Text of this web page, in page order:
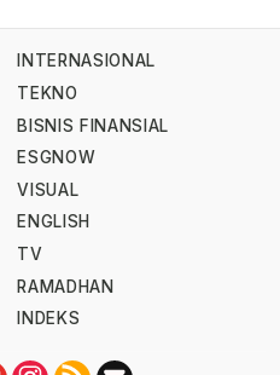
INTERNASIONAL
TEKNO
BISNIS FINANSIAL
ESGNOW
VISUAL
ENGLISH
TV
RAMADHAN
INDEKS